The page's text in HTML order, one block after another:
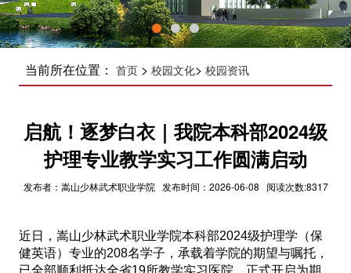
当前所在位置： 首页> 校园文化> 校园资讯
启航！逐梦白衣｜我院本科部2024级
护理专业教学实习工作圆满启动
发布者：嵩山少林武术职业学院 发布时间：2026-06-08 阅读次数:8317
近日，嵩山少林武术职业学院本科部2024级护理学（保
健英语）专业的208名学子，承载着学院的期望与嘱托，
已全部顺利抵达全省19所教学实习医院，正式开启为期